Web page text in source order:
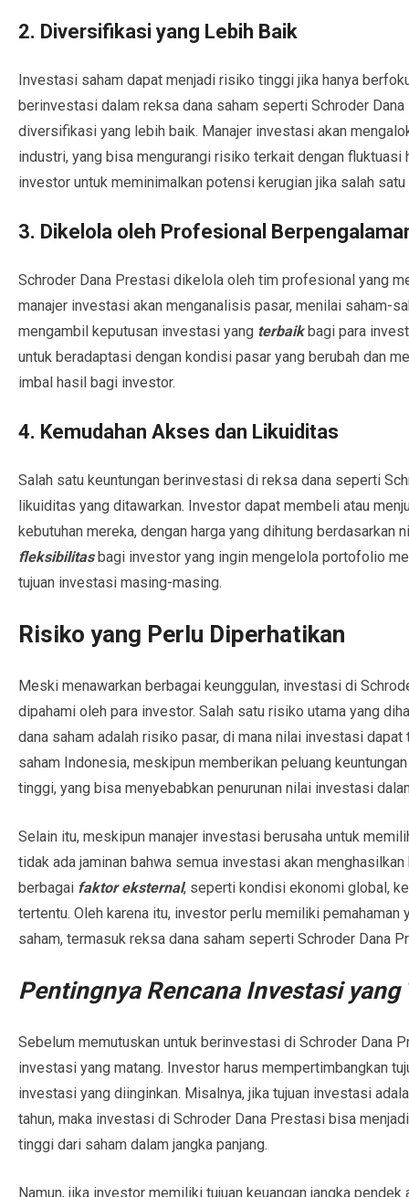
2. Diversifikasi yang Lebih Baik
Investasi saham dapat menjadi risiko tinggi jika hanya
berinvestasi dalam reksa dana saham seperti Schroder
diversifikasi yang lebih baik. Manajer investasi akan
industri, yang bisa mengurangi risiko terkait dengan fluktuasi
investor untuk meminimalkan potensi kerugian jika salah
3. Dikelola oleh Profesional
Schroder Dana Prestasi dikelola oleh tim profesional yang
manajer investasi akan menganalisis pasar, menilai saham-
mengambil keputusan investasi yang terbaik bagi para
untuk beradaptasi dengan kondisi pasar yang berubah dan
imbal hasil bagi investor.
4. Kemudahan Akses dan Likuiditas
Salah satu keuntungan berinvestasi di reksa dana seperti
likuiditas yang ditawarkan. Investor dapat membeli atau
kebutuhan mereka, dengan harga yang dihitung berdasarkan
fleksibilitasbagi investor yang ingin mengelola portofolio
tujuan investasi masing-masing.
Risiko yang Perlu Diperhatikan
Meski menawarkan berbagai keunggulan, investasi di
dipahami oleh para investor. Salah satu risiko utama yang
dana saham adalah risiko pasar, di mana nilai investasi
saham Indonesia, meskipun memberikan peluang
tinggi, yang bisa menyebabkan penurunan nilai investasi
Selain itu, meskipun manajer investasi berusaha untuk
tidak ada jaminan bahwa semua investasi akan
berbagai faktor eksternal, seperti kondisi ekonomi global,
tertentu. Oleh karena itu, investor perlu memiliki
saham, termasuk reksa dana saham seperti Schroder Dana
Pentingnya Rencana Investasi yang
Sebelum memutuskan untuk berinvestasi di Schroder Dana
investasi yang matang. Investor harus mempertimbangkan
investasi yang diinginkan. Misalnya, jika tujuan investasi
tahun, maka investasi di Schroder Dana Prestasi bisa
tinggi dari saham dalam jangka panjang.
Namun, jika investor memiliki tujuan keuangan jangka